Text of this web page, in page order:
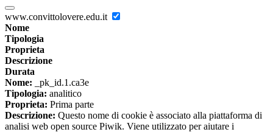
www.convittolovere.edu.it
Nome
Tipologia
Proprieta
Descrizione
Durata
Nome: _pk_id.1.ca3e
Tipologia: analitico
Proprieta: Prima parte
Descrizione: Questo nome di cookie è associato alla piattaforma di
analisi web open source Piwik. Viene utilizzato per aiutare i